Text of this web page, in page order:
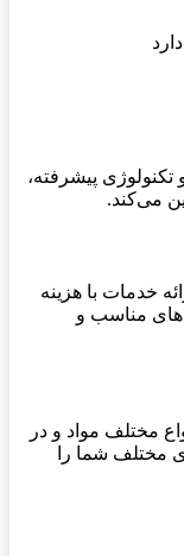
تکنولوژی پیشرفته،
می‌کند.
خدمات با هزینه
مناسب و
مختلف مواد و در
مختلف شما را